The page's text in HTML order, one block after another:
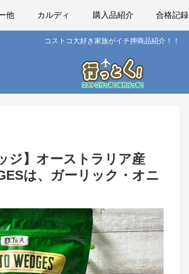
コストコ大好き家族がイチ押商品紹介！！
他 カルディ 購入品紹介 合格記録
ジ】オーストラリア産
は、ガーリック・オニ